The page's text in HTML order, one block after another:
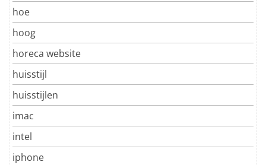
hoe
hoog
horeca website
huisstijl
huisstijlen
imac
intel
iphone